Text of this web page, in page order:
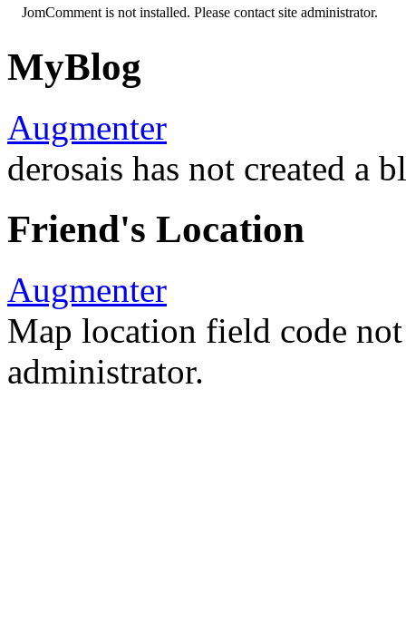
JomComment is not installed. Please contact site administrator.
MyBlog
Augmenter
derosais has not created a
Friend's Location
Augmenter
Map location field code
administrator.